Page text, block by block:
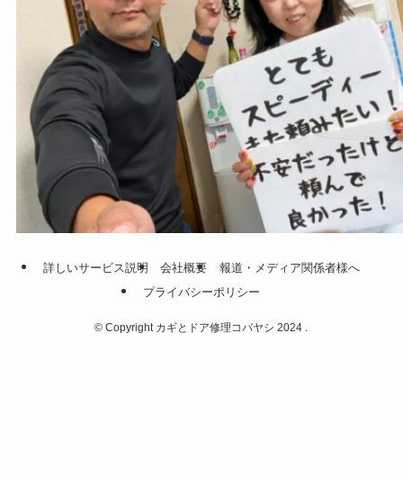
詳しいサービス説明 会社概要
報道・メディア関係者様へ
プライバシーポリシー
© Copyright カギとドア修理コバヤシ 2024 .